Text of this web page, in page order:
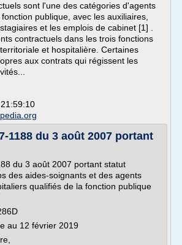
sont l'une des catégories d'agents
publique, avec les auxiliaires,
et les emplois de cabinet [1] .
contractuels dans les trois fonctions
et hospitalière. Certaines
aux contrats qui régissent les
1188 du 3 août 2007 portant
du 3 août 2007 portant statut
des aides-soignants et des agents
qualifiés de la fonction publique
au 12 février 2019